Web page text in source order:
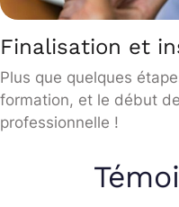
Finalisation et
Plus que quelques
formation, et le début
professionnelle !